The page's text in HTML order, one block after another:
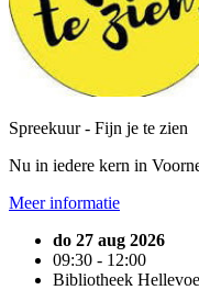
Spreekuur - Fijn je te zien
Nu in iedere kern in
Meer informatie
do 27 aug 2026
09:30 - 12:00
Bibliotheek